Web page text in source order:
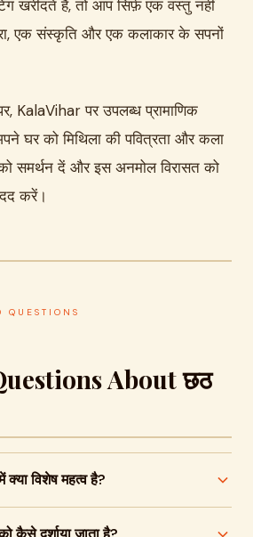
खरीदते हैं, तो आप सिर्फ़ एक वस्तु नहीं
एक संस्कृति और एक कलाकार के सपनों
KalaVihar पर उपलब्ध प्रामाणिक
घर को मिथिला की पवित्रता और कला
समर्थन दें और इस अनमोल विरासत को
करें।
QUESTIONS
About छठ
विशेष महत्व है?
आस्था का सबसे बड़ा पर्व है, जहाँ सूर्य देव